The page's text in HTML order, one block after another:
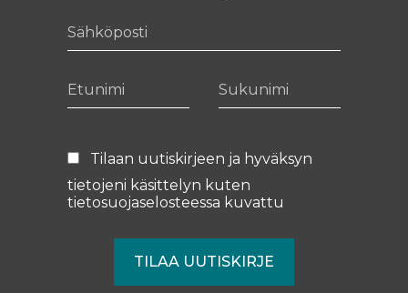
Tilaan uutiskirjeen ja hyväksyn
tietojeni käsittelyn kuten
tietosuojaselosteessa kuvattu